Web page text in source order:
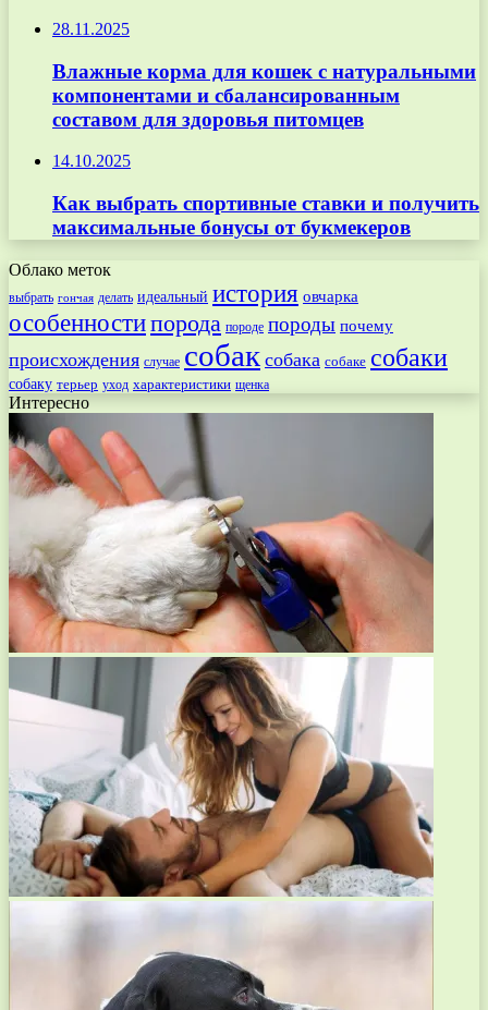
28.11.2025
Влажные корма для кошек с натуральными
компонентами и сбалансированным
составом для здоровья питомцев
14.10.2025
Как выбрать спортивные ставки и получить
максимальные бонусы от букмекеров
Облако меток
выбрать гончая делать идеальный история овчарка
особенностипорода породе породы почему
происхождения случае собак собака собаке собаки
собаку терьер уход характеристики щенка
Интересно